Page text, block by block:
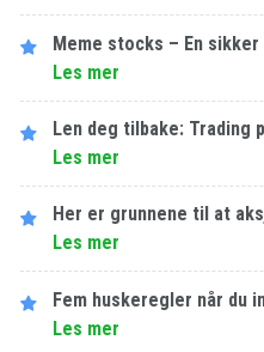
Meme stocks – En
Les​ ​mer
Len deg tilbake: Trading
Les​ ​mer
Her er grunnene til at
Les​ ​mer
Fem huskeregler når du
Les​ ​mer